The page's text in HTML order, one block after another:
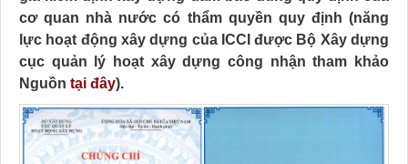
cơ quan nhà nước có thẩm quyền quy định (năng
lực hoạt động xây dựng của ICCI được Bộ Xây dựng
cục quản lý hoạt xây dựng công nhận tham khảo
Nguồn tại đây).